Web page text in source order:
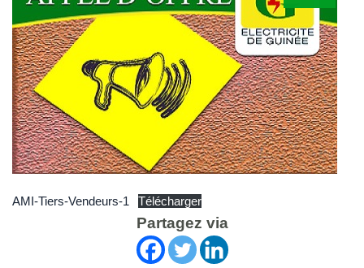
AMI-Tiers-Vendeurs-1 Télécharger
Partagez via